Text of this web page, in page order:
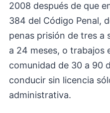
2008 después de que
384 del Código Penal,
penas prisión de tres a
a 24 meses, o trabajos
comunidad de 30 a 90
conducir sin licencia
administrativa.